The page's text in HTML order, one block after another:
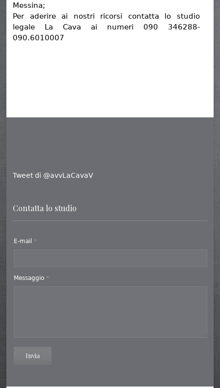
Messina;
Per aderire ai nostri ricorsi contatta lo studio
legale La Cava ai numeri 090 346288-
090.6010007
Tweet di @avvLaCavaV
Contatta lo studio
E-mail *
Messaggio *
Invia